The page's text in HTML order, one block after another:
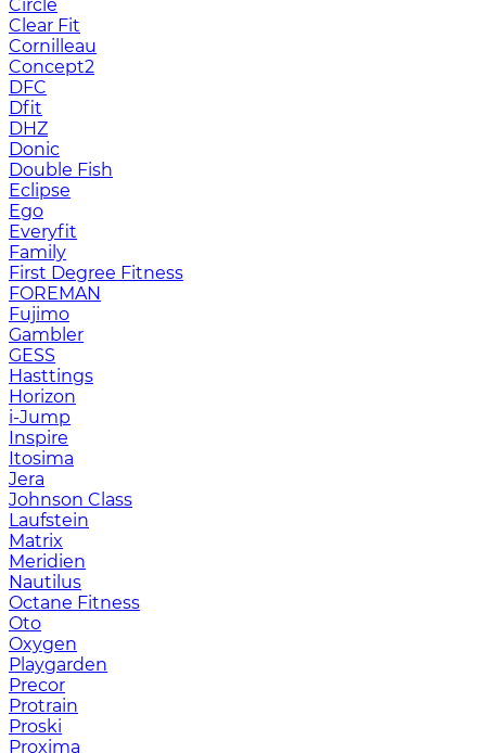
Circle
Clear Fit
Cornilleau
Concept2
DFC
Dfit
DHZ
Donic
Double Fish
Eclipse
Ego
Everyfit
Family
First Degree Fitness
FOREMAN
Fujimo
Gambler
GESS
Hasttings
Horizon
i-Jump
Inspire
Itosima
Jera
Johnson Class
Laufstein
Matrix
Meridien
Nautilus
Octane Fitness
Oto
Oxygen
Playgarden
Precor
Protrain
Proski
Proxima